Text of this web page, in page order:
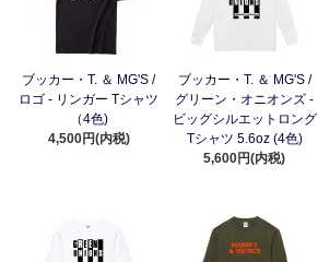
ブッカー・T. ＆ MG'S /
ロゴ - リンガー Tシャツ
（4色)
4,500円(内税)
ブッカー・T. ＆ MG'S /
グリーン・オニオンズ -
ビッグシルエットロング
Tシャツ 5.6oz (4色)
5,600円(内税)